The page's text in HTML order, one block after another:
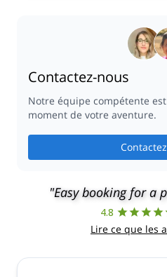
Contactez-nous
Notre équipe compétente
moment de votre aventure.
"Easy booking for a
4.8
Lire ce que les